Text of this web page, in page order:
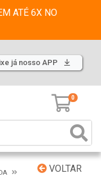
ATÉ 6X NO
já nosso APP
0
VOLTAR